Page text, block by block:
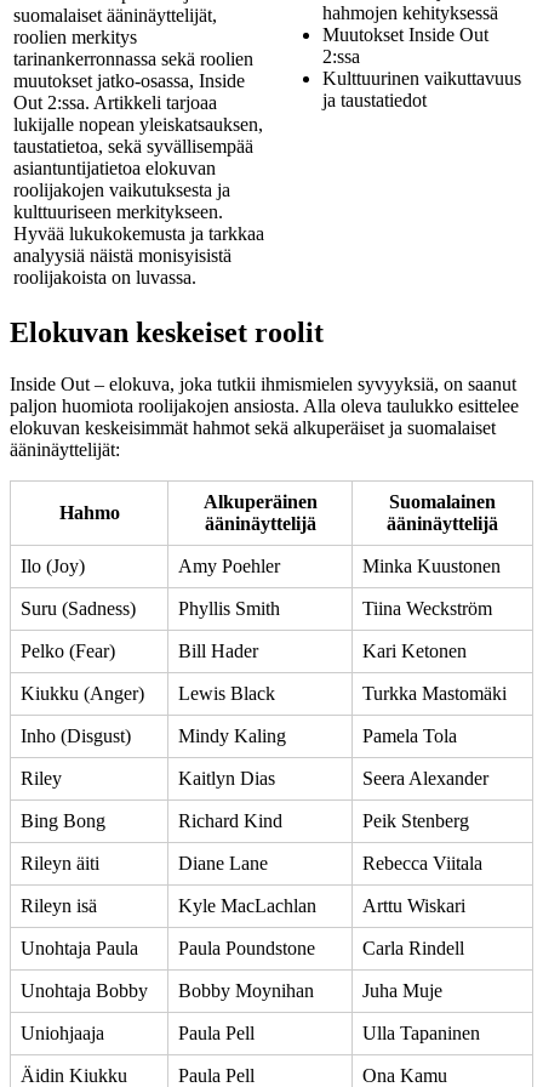
suomalaiset ääninäyttelijät,
roolien merkitys
tarinankerronnassa sekä roolien
muutokset jatko-osassa, Inside
Out 2:ssa. Artikkeli tarjoaa
lukijalle nopean yleiskatsauksen,
taustatietoa, sekä syvällisempää
asiantuntijatietoa elokuvan
roolijakojen vaikutuksesta ja
kulttuuriseen merkitykseen.
Hyvää lukukokemusta ja tarkkaa
analyysiä näistä monisyisistä
roolijakoista on luvassa.
hahmojen kehityksessä
Muutokset Inside Out
2:ssa
Kulttuurinen vaikuttavuus
ja taustatiedot
Elokuvan keskeiset roolit
Inside Out – elokuva, joka tutkii ihmismielen syvyyksiä, on saanut
paljon huomiota roolijakojen ansiosta. Alla oleva taulukko esittelee
elokuvan keskeisimmät hahmot sekä alkuperäiset ja suomalaiset
ääninäyttelijät:
Hahmo
Alkuperäinen
ääninäyttelijä
Suomalainen
ääninäyttelijä
Ilo (Joy) Amy Poehler Minka Kuustonen
Suru (Sadness) Phyllis Smith Tiina Weckström
Pelko (Fear) Bill Hader Kari Ketonen
Kiukku (Anger) Lewis Black Turkka Mastomäki
Inho (Disgust) Mindy Kaling Pamela Tola
Riley Kaitlyn Dias Seera Alexander
Bing Bong Richard Kind Peik Stenberg
Rileyn äiti Diane Lane Rebecca Viitala
Rileyn isä Kyle MacLachlan Arttu Wiskari
Unohtaja Paula Paula Poundstone Carla Rindell
Unohtaja Bobby Bobby Moynihan Juha Muje
Uniohjaaja Paula Pell Ulla Tapaninen
Äidin Kiukku Paula Pell Ona Kamu